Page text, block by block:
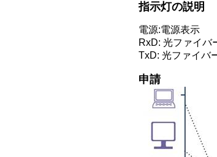
指示灯の説明
電源:電源表示
RxD: 光ファイバ
TxD: 光ファイバ
申請